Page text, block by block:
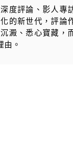
度評論、影人專
的新世代，評論
澱、悉心寶藏，
。